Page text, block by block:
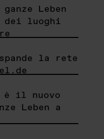
ganze Leben
dei luoghi
la rete
è il nuovo
Leben a